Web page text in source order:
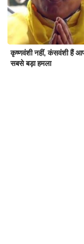
कृष्णवंशी नहीं, कंसवंशी हैं
सबसे बड़ा हमला